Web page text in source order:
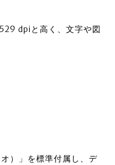
dpiと高く、文字や図
）」を標準付属し、デ